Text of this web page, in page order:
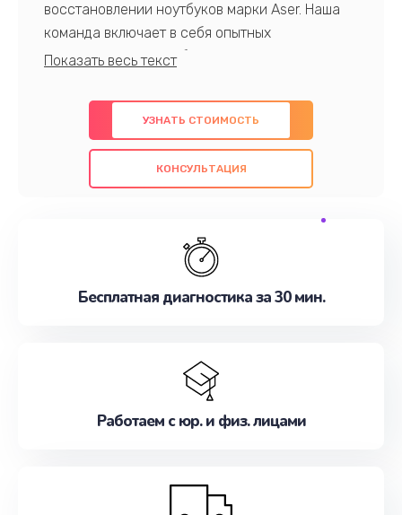
восстановлении ноутбуков марки Aser. Наша
команда включает в себя опытных
профессионалов с обширными знаниями и
предлагаем быстрый и качественный ремонт с
использованием оригинальных компонентов, а
также гарантируем качество всех
проведенных работ. Наша цель - предоставить
обслуживание, удовлетворяя их потребности
наилучшим образом. Не медлите записаться на
УЗНАТЬ СТОИМОСТЬ
КОНСУЛЬТАЦИЯ
Бесплатная диагностика за 30 мин.
Работаем с юр. и физ. лицами